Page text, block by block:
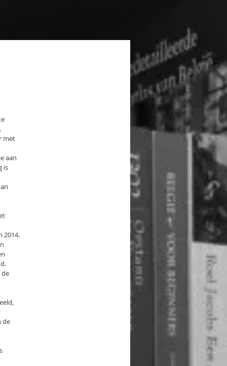
met
aan
is
2014.
de
de